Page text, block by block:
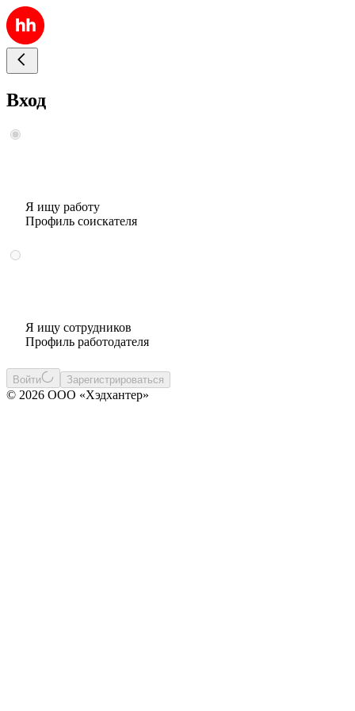
Вход
Я ищу работу
Профиль соискателя
Я ищу сотрудников
Профиль работодателя
Войти Зарегистрироваться
© 2026 ООО «Хэдхантер»